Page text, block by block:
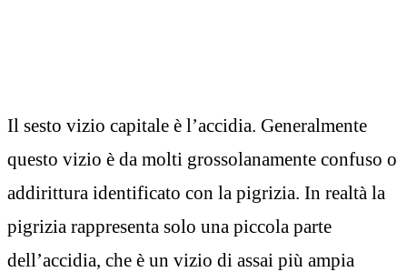
Il sesto vizio capitale è l’accidia. Generalmente
questo vizio è da molti grossolanamente confuso o
addirittura identificato con la pigrizia. In realtà la
pigrizia rappresenta solo una piccola parte
dell’accidia, che è un vizio di assai più ampia